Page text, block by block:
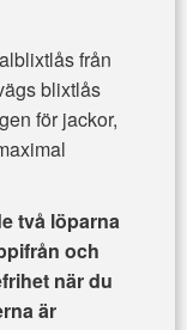
från
blixtlås
för jackor,
två löparna
och
när du
är